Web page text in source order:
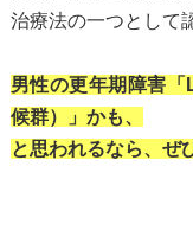
治療法の一つとして
男性の更年期障害
候群）」かも、
と思われるなら、ぜ